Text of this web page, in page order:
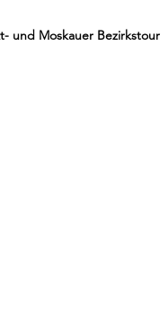
und Moskauer Bezirkstour